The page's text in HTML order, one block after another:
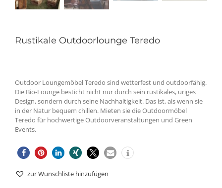
Rustikale Outdoorlounge Teredo
Outdoor Loungemöbel Teredo sind wetterfest und outdoorfähig.
Die Bio-Lounge besticht nicht nur durch sein rustikales, uriges
Design, sondern durch seine Nachhaltigkeit. Das ist, als wenn sie
in der Natur bequem chillen. Mieten sie die Outdoormöbel
Teredo für hochwertige Outdoorveranstaltungen und Green
Events.
zur Wunschliste hinzufügen